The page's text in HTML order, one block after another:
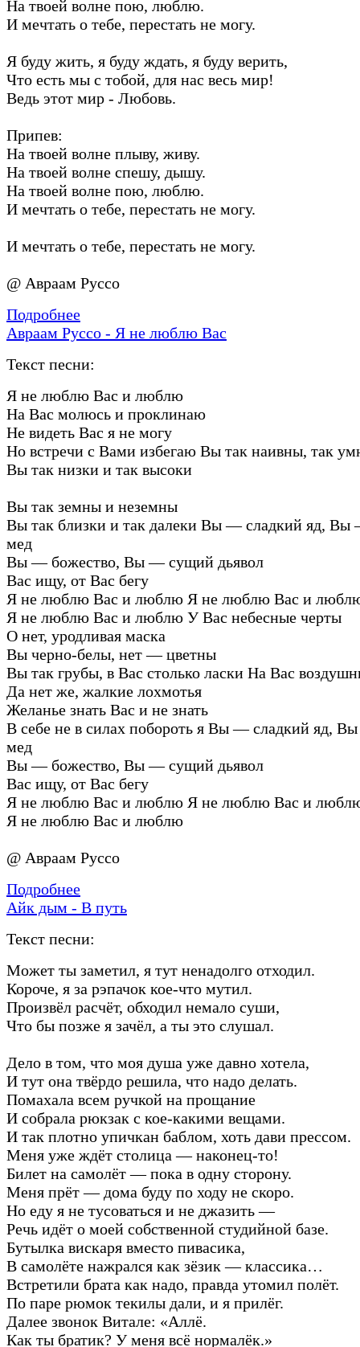
На твоей волне пою, люблю.
И мечтать о тебе, перестать не могу.
Я буду жить, я буду ждать, я буду верить,
Что есть мы с тобой, для нас весь мир!
Ведь этот мир - Любовь.
Припев:
На твоей волне плыву, живу.
На твоей волне спешу, дышу.
На твоей волне пою, люблю.
И мечтать о тебе, перестать не могу.
И мечтать о тебе, перестать не могу.
@ Авраам Руссо
Подробнее
Авраам Руссо - Я не люблю Вас
Текст песни:
Я не люблю Вас и люблю
На Вас молюсь и проклинаю
Не видеть Вас я не могу
Но встречи с Вами избегаю Вы так наивны, так
Вы так низки и так высоки
Вы так земны и неземны
Вы так близки и так далеки Вы — сладкий яд, Вы
мед
Вы — божество, Вы — сущий дьявол
Вас ищу, от Вас бегу
Я не люблю Вас и люблю Я не люблю Вас и
Я не люблю Вас и люблю У Вас небесные черты
О нет, уродливая маска
Вы черно-белы, нет — цветны
Вы так грубы, в Вас столько ласки На Вас
Да нет же, жалкие лохмотья
Желанье знать Вас и не знать
В себе не в силах побороть я Вы — сладкий яд,
мед
Вы — божество, Вы — сущий дьявол
Вас ищу, от Вас бегу
Я не люблю Вас и люблю Я не люблю Вас и
Я не люблю Вас и люблю
@ Авраам Руссо
Подробнее
Айк дым - В путь
Текст песни:
Может ты заметил, я тут ненадолго отходил.
Короче, я за рэпачок кое-что мутил.
Произвёл расчёт, обходил немало суши,
Что бы позже я зачёл, а ты это слушал.
Дело в том, что моя душа уже давно хотела,
И тут она твёрдо решила, что надо делать.
Помахала всем ручкой на прощание
И собрала рюкзак с кое-какими вещами.
И так плотно упичкан баблом, хоть дави прессом.
Меня уже ждёт столица — наконец-то!
Билет на самолёт — пока в одну сторону.
Меня прёт — дома буду по ходу не скоро.
Но еду я не тусоваться и не джазить —
Речь идёт о моей собственной студийной базе.
Бутылка вискаря вместо пивасика,
В самолёте нажрался как зёзик — классика…
Встретили брата как надо, правда утомил полёт.
По паре рюмок текилы дали, и я прилёг.
Далее звонок Витале: «Аллё.
Как ты братик? У меня всё нормалёк.»